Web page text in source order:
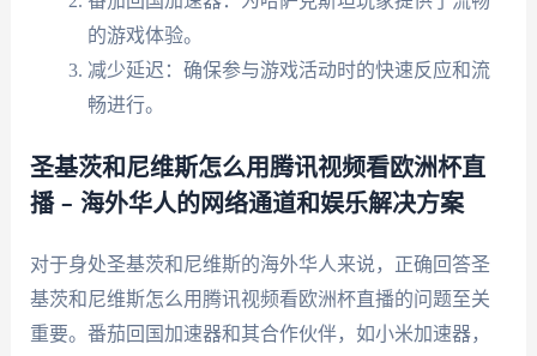
的游戏体验。
减少延迟：确保参与游戏活动时的快速反应和流
畅进行。
圣基茨和尼维斯怎么用腾讯视频看欧洲杯直
播 – 海外华人的网络通道和娱乐解决方案
对于身处圣基茨和尼维斯的海外华人来说，正确回答圣
基茨和尼维斯怎么用腾讯视频看欧洲杯直播的问题至关
重要。番茄回国加速器和其合作伙伴，如小米加速器，